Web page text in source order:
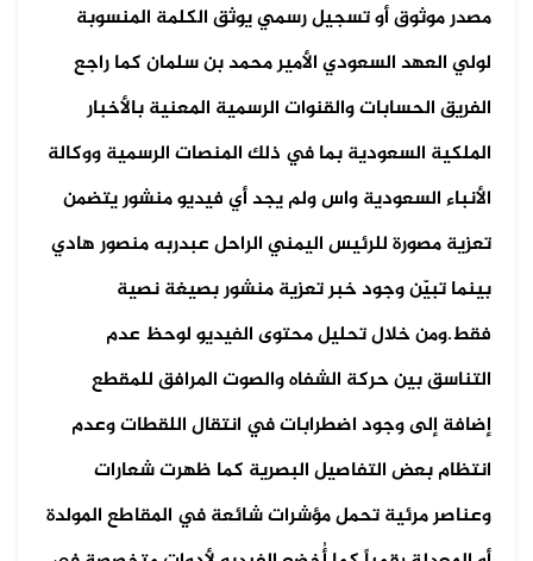
مصدر موثوق أو تسجيل رسمي يوثق الكلمة المنسوبة
لولي العهد السعودي الأمير محمد بن سلمان كما راجع
الفريق الحسابات والقنوات الرسمية المعنية بالأخبار
الملكية السعودية بما في ذلك المنصات الرسمية ووكالة
الأنباء السعودية واس ولم يجد أي فيديو منشور يتضمن
تعزية مصورة للرئيس اليمني الراحل عبدربه منصور هادي
بينما تبيّن وجود خبر تعزية منشور بصيغة نصية
فقط.ومن خلال تحليل محتوى الفيديو لوحظ عدم
التناسق بين حركة الشفاه والصوت المرافق للمقطع
إضافة إلى وجود اضطرابات في انتقال اللقطات وعدم
انتظام بعض التفاصيل البصرية كما ظهرت شعارات
وعناصر مرئية تحمل مؤشرات شائعة في المقاطع المولدة